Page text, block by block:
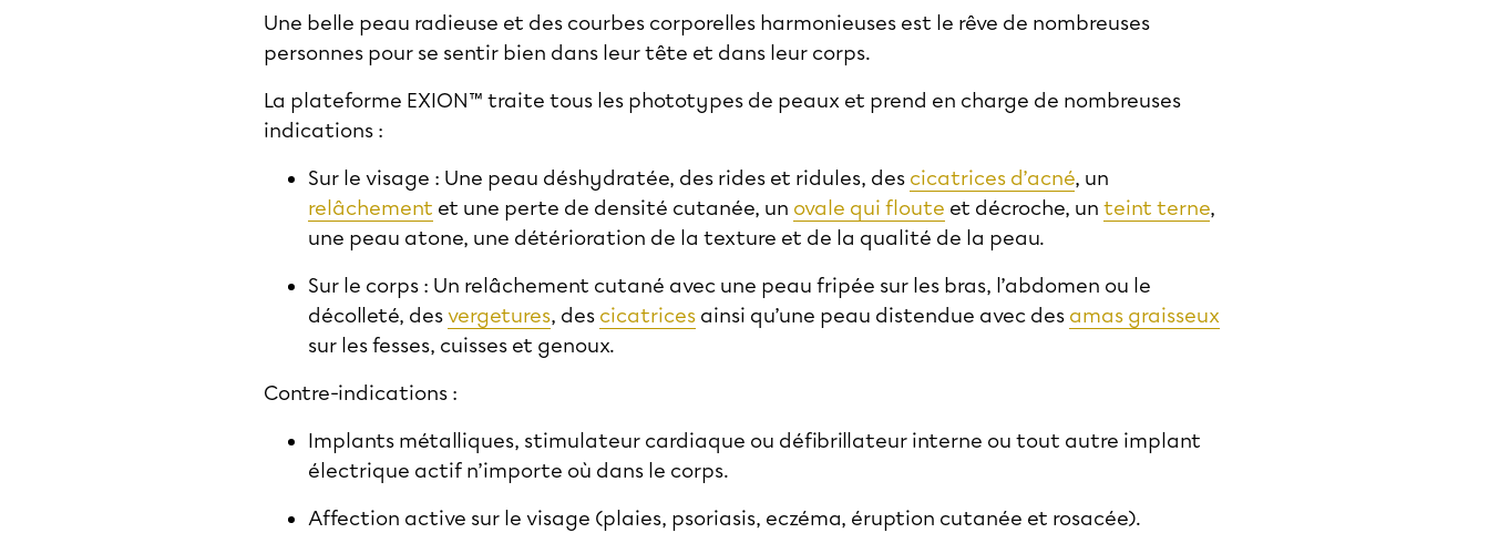
Une belle peau radieuse et des courbes corporelles harmonieuses est le rêve de nombreuses
personnes pour se sentir bien dans leur tête et dans leur corps.
La plateforme EXION™ traite tous les phototypes de peaux et prend en charge de nombreuses
indications :
Sur le visage : Une peau déshydratée, des rides et ridules, des cicatrices d’acné, un
relâchement et une perte de densité cutanée, un ovale qui floute et décroche, un teint terne,
une peau atone, une détérioration de la texture et de la qualité de la peau.
Sur le corps : Un relâchement cutané avec une peau fripée sur les bras, l’abdomen ou le
décolleté, desvergetures, des cicatrices ainsi qu’une peau distendue avec des amas graisseux
sur les fesses, cuisses et genoux.
Contre-indications :
Implants métalliques, stimulateur cardiaque ou défibrillateur interne ou tout autre implant
électrique actif n’importe où dans le corps.
Affection active sur le visage (plaies, psoriasis, eczéma, éruption cutanée et rosacée).